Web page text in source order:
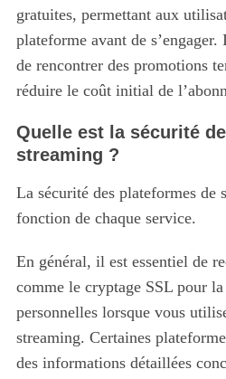
gratuites, permettant aux
plateforme avant de
de rencontrer des promotions
réduire le coût initial de
Quelle est la sécurité
streaming ?
La sécurité des plateformes de
fonction de chaque service.
En général, il est essentiel de
comme le cryptage SSL pour
personnelles lorsque vous
streaming. Certaines
des informations détaillées